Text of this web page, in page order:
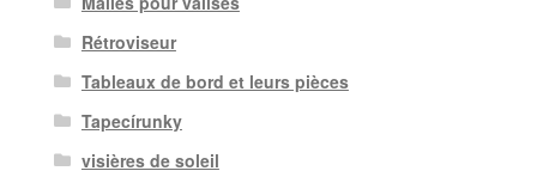
Rétroviseur
Tableaux de bord et leurs pièces
Tapecírunky
visières de soleil